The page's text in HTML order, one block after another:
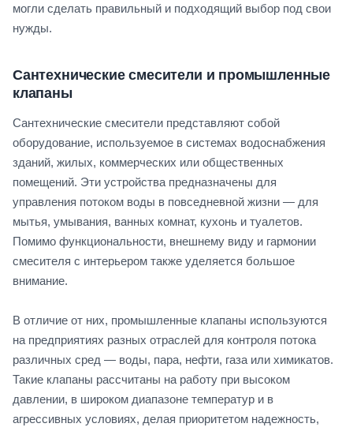
могли сделать правильный и подходящий выбор под свои
нужды.
Сантехнические смесители и промышленные
клапаны
Сантехнические смесители представляют собой
оборудование, используемое в системах водоснабжения
зданий, жилых, коммерческих или общественных
помещений. Эти устройства предназначены для
управления потоком воды в повседневной жизни — для
мытья, умывания, ванных комнат, кухонь и туалетов.
Помимо функциональности, внешнему виду и гармонии
смесителя с интерьером также уделяется большое
внимание.
В отличие от них, промышленные клапаны используются
на предприятиях разных отраслей для контроля потока
различных сред — воды, пара, нефти, газа или химикатов.
Такие клапаны рассчитаны на работу при высоком
давлении, в широком диапазоне температур и в
агрессивных условиях, делая приоритетом надежность,